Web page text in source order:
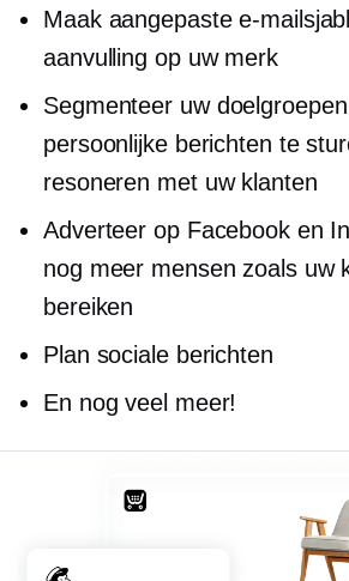
Maak aangepaste e-
aanvulling op uw merk
Segmenteer uw
persoonlijke berichten te
resoneren met uw klanten
Adverteer op Facebook en
nog meer mensen zoals uw
bereiken
Plan sociale berichten
En nog veel meer!